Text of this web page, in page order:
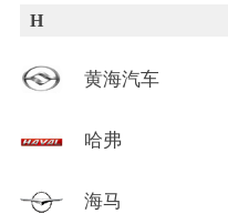
H
黄海汽车
哈弗
海马